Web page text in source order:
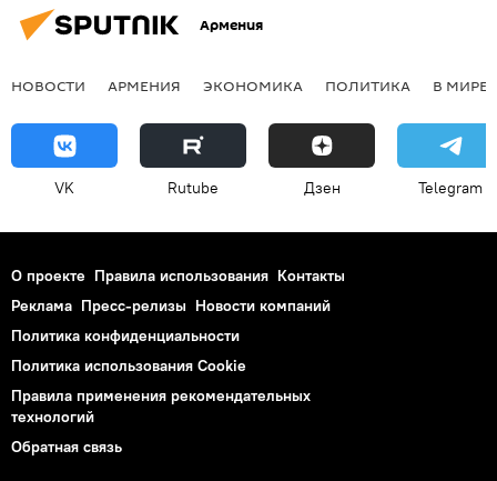
Армения
НОВОСТИ АРМЕНИЯ ЭКОНОМИКА ПОЛИТИКА В МИРЕ
VK Rutube Дзен Telegram
О проекте Правила использования Контакты
Реклама Пресс-релизы Новости компаний
Политика конфиденциальности
Политика использования Cookie
Правила применения рекомендательных
технологий
Обратная связь